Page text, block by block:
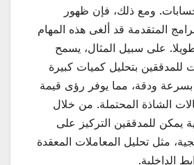
ومع ذلك، فإن ظهور
المتقدمة قد ألغى هذه المهام
على سبيل المثال، يسمح
للمدققين بتحليل كميات كبيرة
بسرعة ودقة، مما يوفر رؤى قيمة
الشاذة المحتملة. من خلال
يمكن للمدققين التركيز على
مثل تحليل المعاملات المعقدة
الداخلية.